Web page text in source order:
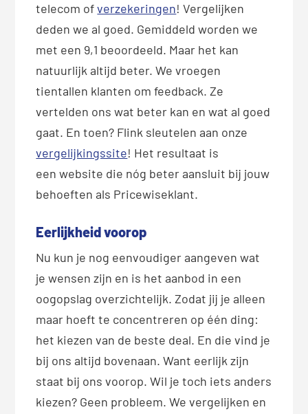
telecom ofverzekeringen! Vergelijken
deden we al goed. Gemiddeld worden we
met een 9,1 beoordeeld. Maar het kan
natuurlijk altijd beter. We vroegen
tientallen klanten om feedback. Ze
vertelden ons wat beter kan en wat al goed
gaat. En toen? Flink sleutelen aan onze
vergelijkingssite! Het resultaat is
een website die nóg beter aansluit bij jouw
behoeften als Pricewiseklant.
Eerlijkheid voorop
Nu kun je nog eenvoudiger aangeven wat
je wensen zijn en is het aanbod in een
oogopslag overzichtelijk. Zodat jij je alleen
maar hoeft te concentreren op één ding:
het kiezen van de beste deal. En die vind je
bij ons altijd bovenaan. Want eerlijk zijn
staat bij ons voorop. Wil je toch iets anders
kiezen? Geen probleem. We vergelijken en